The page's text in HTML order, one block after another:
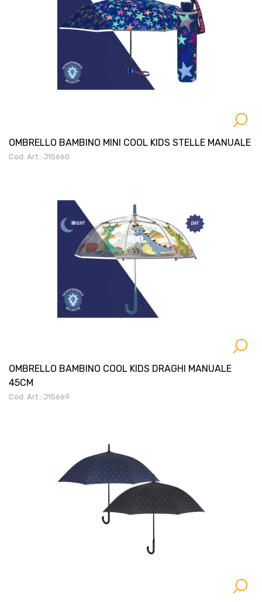
OMBRELLO BAMBINO MINI COOL KIDS STELLE MANUALE
Cod. Art.: J15660
OMBRELLO BAMBINO COOL KIDS DRAGHI MANUALE
45CM
Cod. Art.: J15669